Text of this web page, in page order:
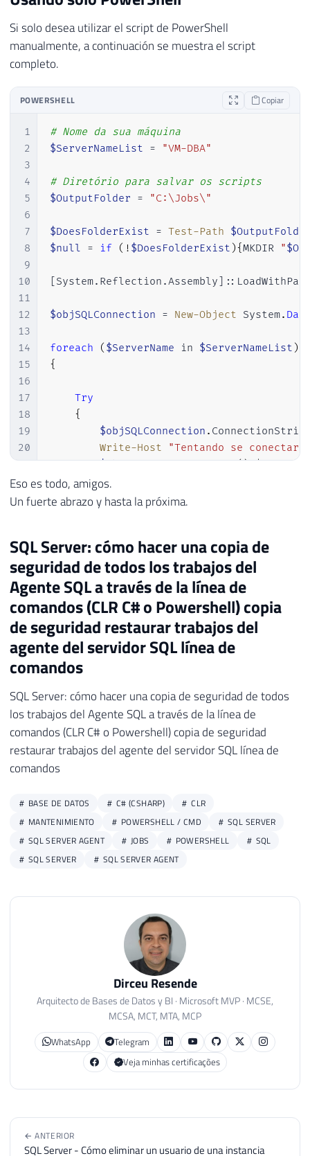
40
41
42
43
47
48
    # Um arquivo por job
$srv.JobServer.Jobs | foreach-object
}'
stpExecuta_Script_Powershell
@Ds_Script
= @Script
@Fl_Apaga_Script
0 -- bit
Si solo desea utilizar el script de PowerShell
manualmente, a continuación se muestra el script
completo.
POWERSHELL Copiar
1
2
3
4
5
6
7
8
9
10
11
12
13
14
15
16
17
18
19
20
21
22
23
26
27
28
29
30
31
32
33
35
36
37
38
39
43
44
45
# Nome da sua máquina
$ServerNameList = "VM-DBA"
# Diretório para salvar os scripts
$OutputFolder = "C:\Jobs\"
$DoesFolderExist = Test-Path
$null = if ( ! $DoesFolderExist ){MKDIR "
[System.Reflection.Assembly]
$objSQLConnection = New-Object System.
foreach ( $ServerName in $ServerNameList )
{
Try
{
$objSQLConnection .
Write-Host
"Tentando se
$objSQLConnection.Open() | Out-
Write-Host
$objSQLConnection
{
Write-Host -BackgroundColor Red
$errText
= $Error [0 ToString
if
($errText .Contains ("network-
{Write-Host "Erro de
Write-Host $errText
}
$srv = New-Object
# Um arquivo por job
$srv . JobServer .Jobs | foreach-object
Eso es todo, amigos.
Un fuerte abrazo y hasta la próxima.
SQL Server: cómo hacer una copia de
seguridad de todos los trabajos del
Agente SQL a través de la línea de
comandos (CLR C# o Powershell) copia
de seguridad restaurar trabajos del
agente del servidor SQL línea de
comandos
SQL Server: cómo hacer una copia de seguridad de todos
los trabajos del Agente SQL a través de la línea de
comandos (CLR C# o Powershell) copia de seguridad
restaurar trabajos del agente del servidor SQL línea de
comandos
BASE DE DATOS C# (CSHARP)
CLR
MANTENIMIENTO
POWERSHELL / CMD
SQL SERVER
SQL SERVER AGENT
JOBS POWERSHELL
SQL
SQL SERVER
SQL SERVER AGENT
Dirceu Resende
Arquitecto de Bases de Datos y BI · Microsoft MVP · MCSE,
MCSA, MCT, MTA, MCP
WhatsApp
Telegram
Veja minhas certificações
← ANTERIOR
SQL Server - Cómo eliminar un usuario de una instancia